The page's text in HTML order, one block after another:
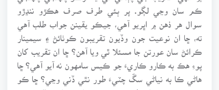
ڪم سان وڃي لڳو. پر ٻئي طرف صرف هڪڙو ننڍڙو
سوال هر ذهن ۾ اڀريو آهي، جيڪو يقينن جواب طلب آهي
ته، ڇا ان نوعيت جون وڏيون تقريبون ڪوٺائڻ ۽ سيمينار
ڪرائڻ سان عورتن جا مسئلا ٿي ويا آهن؟ ڇا ان تقريب کان
پوءِ هڪ به ڪارو ڪاريءَ جو ڪيس سامهون نه آيو آهي؟ ڇا
هاڻي ڪا به نياڻي سڱ چٽيءَ طور نٿي ڏني وڃي؟ ڇا ڪو
معصوم وجود سام طور ڪنهن مڇ وٽائو ڀوتار حوالي ڪرڻ